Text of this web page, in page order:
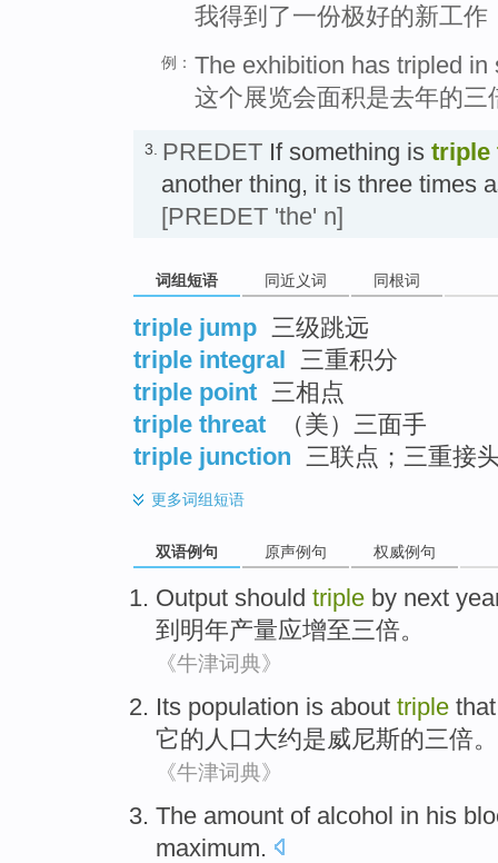
我得到了一份极好的新工
例： The exhibition has tripled in
这个展览会面积是去年的三
3. PREDET If something is triple
another thing, it is three times
[PREDET 'the' n]
词组短语 同近义词 同根词
triple jump 三级跳远
triple integral
三重积分
triple point 三相点
triple threat
（美）三面手
triple junction
三联点；三重接
更多词组短语
双语例句 原声例句 权威例句
Output should triple by next
到 明年产量应增至三倍。
《牛津词典》
Its population is about triple
它的 人口大约是威尼斯的三倍。
《牛津词典》
The amount of alcohol in his
maximum.